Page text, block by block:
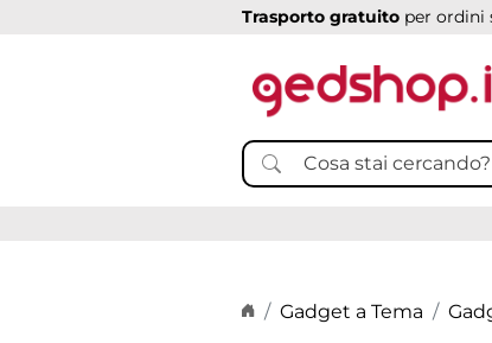
Trasporto gratuito per ordini
Home page
Gadget a Tema